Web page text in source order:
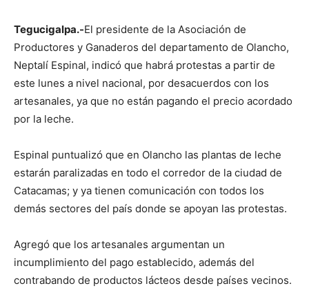
Tegucigalpa.-El presidente de la Asociación de
Productores y Ganaderos del departamento de Olancho,
Neptalí Espinal, indicó que habrá protestas a partir de
este lunes a nivel nacional, por desacuerdos con los
artesanales, ya que no están pagando el precio acordado
por la leche.
Espinal puntualizó que en Olancho las plantas de leche
estarán paralizadas en todo el corredor de la ciudad de
Catacamas; y ya tienen comunicación con todos los
demás sectores del país donde se apoyan las protestas.
Agregó que los artesanales argumentan un
incumplimiento del pago establecido, además del
contrabando de productos lácteos desde países vecinos.